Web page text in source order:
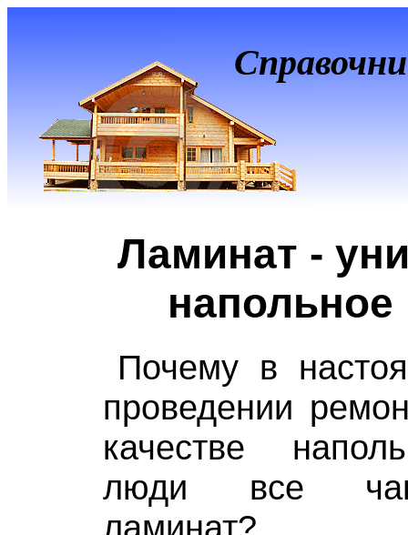
Ламинат -
Почему в
проведении
качестве
люди все
ламинат?